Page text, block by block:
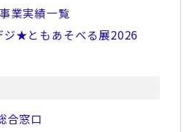
業実績一覧
ジ★ともあそべる展2026
合窓口